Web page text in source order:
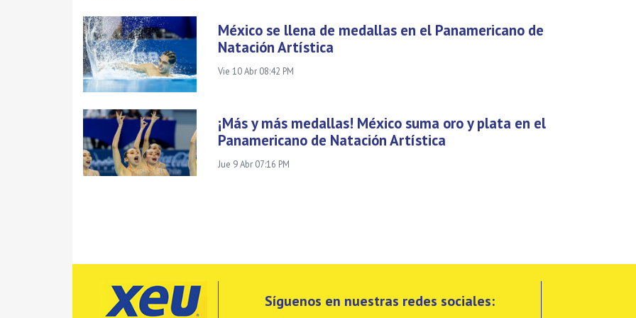
México se llena de medallas en el Panamericano de
Natación Artística
Vie 10 Abr 08:42 PM
¡Más y más medallas! México suma oro y plata en el
Panamericano de Natación Artística
Jue 9 Abr 07:16 PM
Síguenos en nuestras redes sociales: